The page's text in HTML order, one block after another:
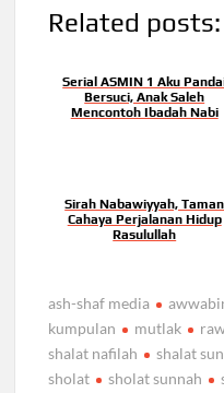
Related posts:
Serial ASMIN 1 Aku
Bersuci, Anak Saleh
Mencontoh Ibadah Nabi
Sirah Nabawiyyah, Taman
Cahaya Perjalanan Hidup
Rasulullah
ash-shaf media
kumpulan
mutlak
shalat nafilah
shalat
sholat
sholat sunnah